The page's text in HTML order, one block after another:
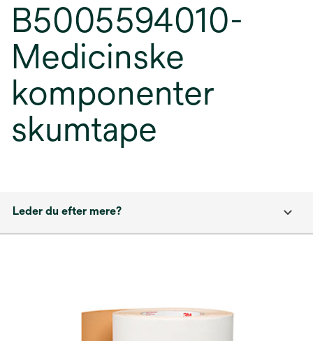
B5005594010-
Medicinske
komponenter
skumtape
Leder du efter mere?